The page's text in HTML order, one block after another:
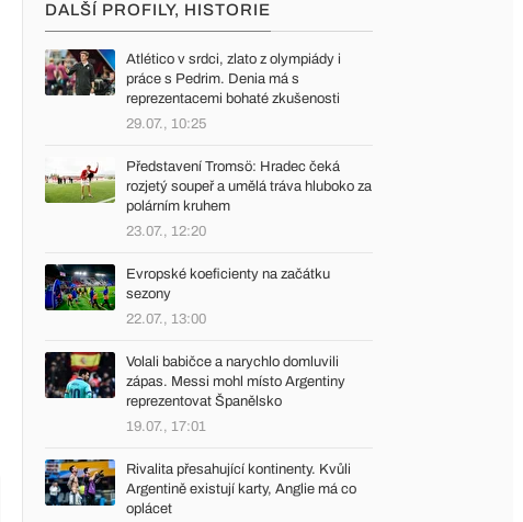
DALŠÍ PROFILY, HISTORIE
Atlético v srdci, zlato z olympiády i
práce s Pedrim. Denia má s
reprezentacemi bohaté zkušenosti
29.07., 10:25
Představení Tromsö: Hradec čeká
rozjetý soupeř a umělá tráva hluboko za
polárním kruhem
23.07., 12:20
Evropské koeficienty na začátku
sezony
22.07., 13:00
Volali babičce a narychlo domluvili
zápas. Messi mohl místo Argentiny
reprezentovat Španělsko
19.07., 17:01
Rivalita přesahující kontinenty. Kvůli
Argentině existují karty, Anglie má co
oplácet